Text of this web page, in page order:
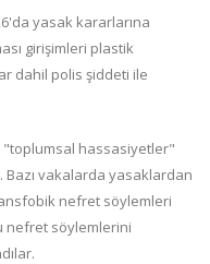
yasak kararlarına
girişimleri plastik
dahil polis şiddeti ile
"toplumsal hassasiyetler"
vakalarda yasaklardan
nefret söylemleri
nefret söylemlerini